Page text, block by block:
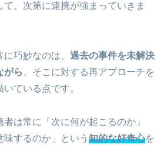
、次第に連携が強まっていきま
巧妙なのは、 過去の事件を未解決
がら
、そこに対する再アプローチを
ている点です。
は常に「次に何が起こるのか」
味するのか」という 知的な好奇心を